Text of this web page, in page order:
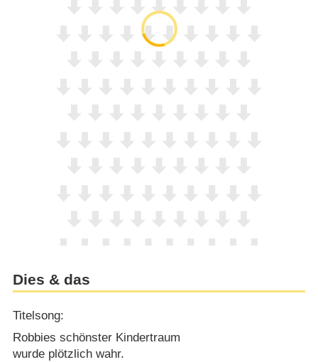
Dies & das
Titelsong:
Robbies schönster Kindertraum
wurde plötzlich wahr.